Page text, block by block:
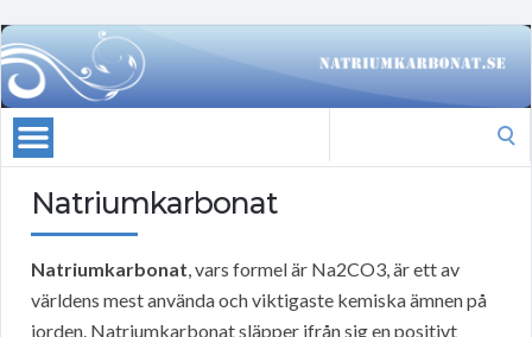
Natriumkarbonat
Natriumkarbonat, vars formel är Na2CO3, är ett av
världens mest använda och viktigaste kemiska ämnen på
jorden. Natriumkarbonat släpper ifrån sig en positivt